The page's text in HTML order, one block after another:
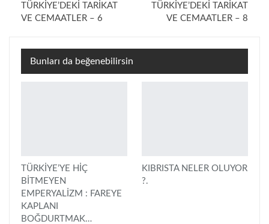
TÜRKİYE’DEKİ TARİKAT
VE CEMAATLER – 6
TÜRKİYE’DEKİ TARİKAT
VE CEMAATLER – 8
Bunları da beğenebilirsin
TÜRKİYE’YE HİÇ
BİTMEYEN
EMPERYALİZM : FAREYE
KAPLANI
BOĞDURTMAK…
KIBRISTA NELER OLUYOR
?.